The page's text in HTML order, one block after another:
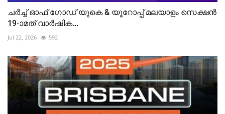
ചർച്ച് ഓഫ് ഗോഡ് യുകെ & യൂറോപ്പ് മലയാളം സെക്ഷൻ
19-ാമത് വാർഷിക...
Jul 22, 2026 592